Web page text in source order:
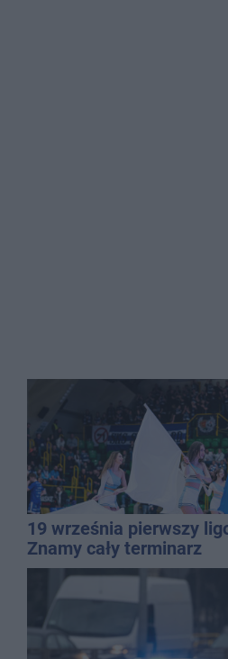
19 września pierwszy
Znamy cały terminarz